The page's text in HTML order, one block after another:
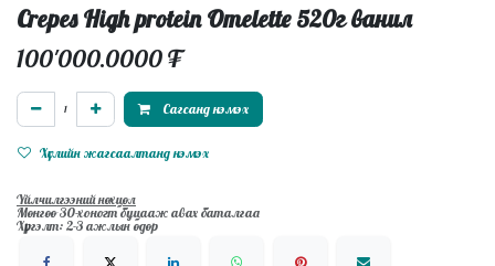
Crepes High protein Omelette 520г ванил
100'000.0000₮
Сагсанд нэмэх
Хүслийн жагсаалтанд нэмэх
Үйлчилгээний нөхцөл
Мөнгөө 30-хоногт буцааж авах баталгаа
Хүргэлт: 2-3 ажлын өдөр